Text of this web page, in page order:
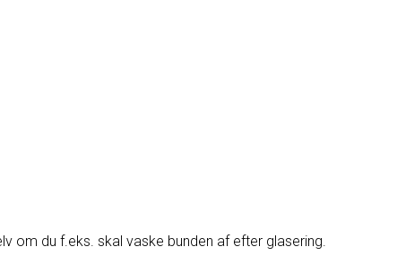
om du f.eks. skal vaske bunden af efter glasering.